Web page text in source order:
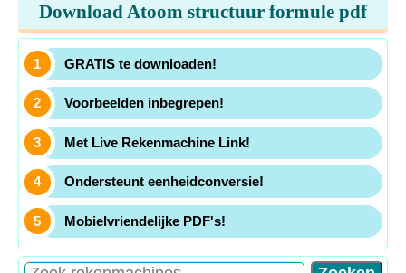
Download Atoom structuur formule pdf
GRATIS te downloaden!
Voorbeelden inbegrepen!
Met Live Rekenmachine Link!
Ondersteunt eenheidconversie!
Mobielvriendelijke PDF's!